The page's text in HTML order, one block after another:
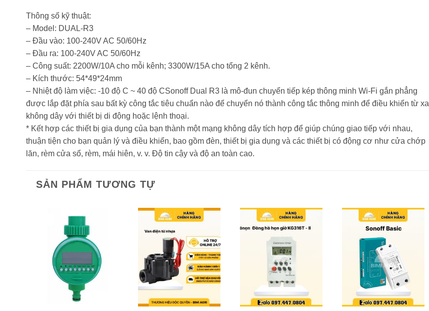
Thông số kỹ thuật:
– Model: DUAL-R3
– Đầu vào: 100-240V AC 50/60Hz
– Đầu ra: 100-240V AC 50/60Hz
– Công suất: 2200W/10A cho mỗi kênh; 3300W/15A cho tổng 2 kênh.
– Kích thước: 54*49*24mm
– Nhiệt độ làm việc: -10 độ C ~ 40 độ CSonoff Dual R3 là mô-đun chuyển tiếp kép thông minh Wi-Fi gắn phẳng
được lắp đặt phía sau bất kỳ công tắc tiêu chuẩn nào để chuyển nó thành công tắc thông minh để điều khiển từ xa
không dây với thiết bị di động hoặc lệnh thoại.
* Kết hợp các thiết bị gia dụng của bạn thành một mạng không dây tích hợp để giúp chúng giao tiếp với nhau,
thuận tiện cho bạn quản lý và điều khiển, bao gồm đèn, thiết bị gia dụng và các thiết bị có động cơ như cửa chớp
lăn, rèm cửa sổ, rèm, mái hiên, v. v. Độ tin cậy và độ an toàn cao.
SẢN PHẨM TƯƠNG TỰ